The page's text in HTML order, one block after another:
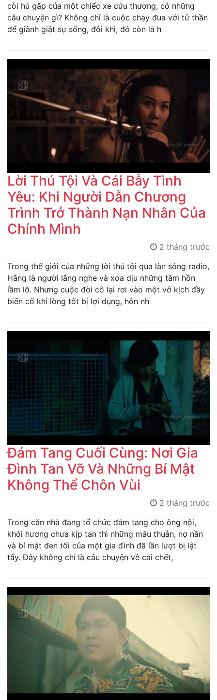
còi hú gấp của một chiếc xe cứu thương, có những
câu chuyện gì? Không chỉ là cuộc chạy đua với tử thần
để giành giật sự sống, đôi khi, đó còn là h
Lời Thú Tội Và Cái Bẫy Tình
Yêu: Khi Người Dẫn Chương
Trình Trở Thành Nạn Nhân Của
Chính Mình
2 tháng trước
Trong thế giới của những lời thú tội qua làn sóng radio,
Hằng là người lắng nghe và xoa dịu những tâm hồn
lầm lỡ. Nhưng cuộc đời cô lại rơi vào một vở kịch đầy
biến cố khi lòng tốt bị lợi dụng, hôn nh
Đám Tang Cuối Cùng: Nơi Gia
Đình Tan Vỡ Và Những Bí Mật
Không Thể Chôn Vùi
2 tháng trước
Trong căn nhà đang tổ chức đám tang cho ông nội,
khói hương chưa kịp tan thì những mâu thuẫn, nợ nần
và bí mật đen tối của một gia đình đã lần lượt bị lật
tẩy. Đây không chỉ là câu chuyện về cái chết,